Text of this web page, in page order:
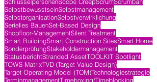
SelbstbewusstseinSelbstmanagement
SelbstorganisationSelbstverwirklichung
Serielles BauenSet-Based Design
Shopfloor-ManagementSilent Treatment
Smart BuildingSmart Construction SitesSmart Home
SonderprüfungStakeholdermanagement
StatusberichtStranded AssetTOOLKIT Spotlight
TOWS-MatrixTVD (Target Value Design)
Target Operating Model (TOM)Technologiestrategie
TerminmanagementTimeboxing/Timeblocking